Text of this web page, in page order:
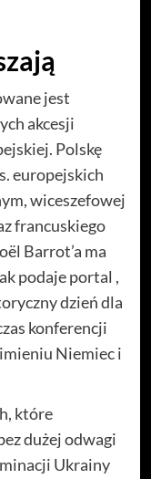
jest
akcesji
Polskę
europejskich
wiceszefowej
francuskiego
Barrot’a ma
podaje portal ,
dzień dla
konferencji
Niemiec i
które
dużej odwagi
Ukrainy